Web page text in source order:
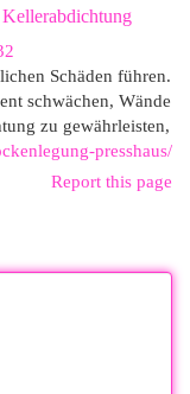
Schäden führen.
schwächen, Wände
zu gewährleisten,
presshaus/
Report this page